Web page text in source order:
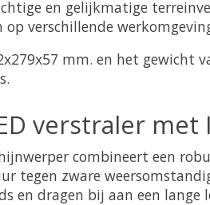
en gelijkmatige
verschillende
mm. en het gewicht
verstraler
combineert een
tegen zware
en dragen bij aan een lange